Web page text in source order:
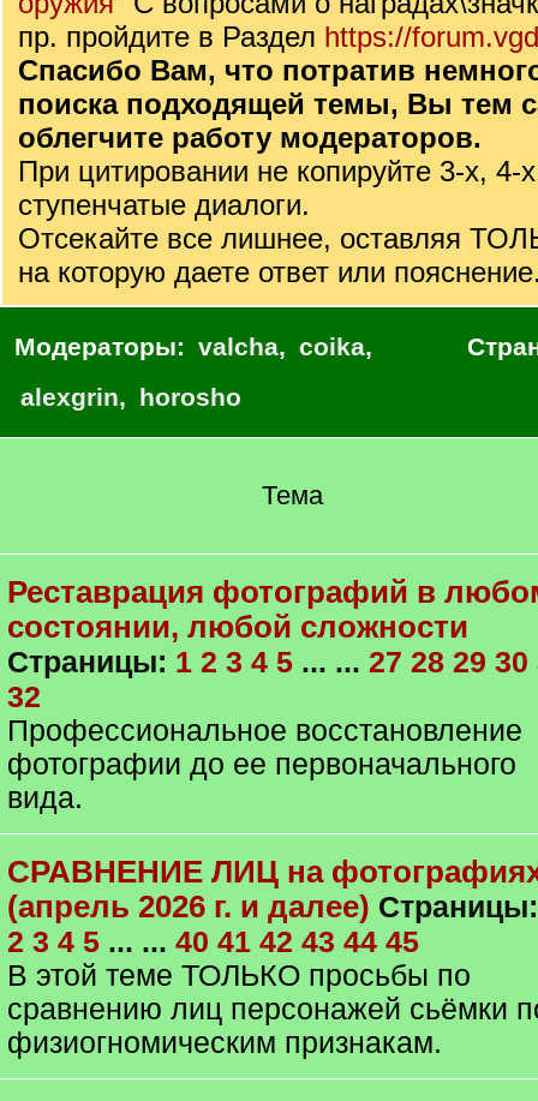
пр. пройдите в Раздел https://
Спасибо Вам, что потратив
поиска подходящей темы, Вы тем
облегчите работу модераторов.
При цитировании не копируйте 3-х, 4-
ступенчатые диалоги.
Отсекайте все лишнее, оставляя
на которую даете ответ или
Модераторы: valcha, coika,
alexgrin, horosho
Тема
Реставрация фотографий в
состоянии, любой сложности
Страницы: 1 2 3 4 5 ... ... 27 28 29 30
32
Профессиональное восстановление
фотографии до ее первоначального
вида.
СРАВНЕНИЕ ЛИЦ на
(апрель 2026 г. и далее)
2 3 4 5 ... ... 40 41 42 43 44 45
В этой теме ТОЛЬКО просьбы по
сравнению лиц персонажей сьёмки
физиогномическим признакам.